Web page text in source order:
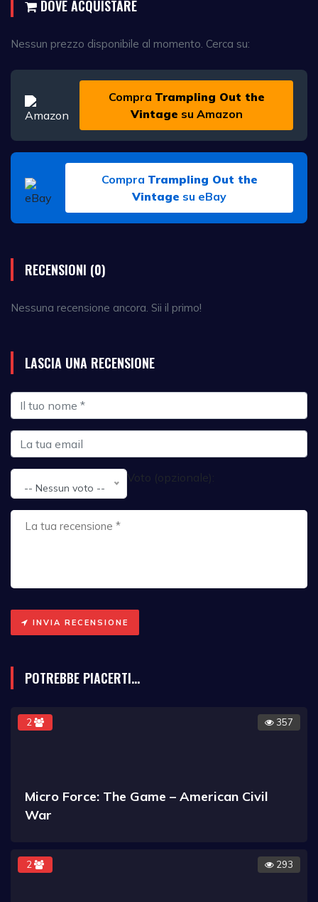
DOVE ACQUISTARE
Nessun prezzo disponibile al momento. Cerca su:
Compra Trampling Out the
Vintage su Amazon
Compra Trampling Out the
Vintage su eBay
RECENSIONI (0)
Nessuna recensione ancora. Sii il primo!
LASCIA UNA RECENSIONE
Voto (opzionale):
-- Nessun voto --
INVIA RECENSIONE
POTREBBE PIACERTI...
2 357
Micro Force: The Game – American Civil
War
2 293